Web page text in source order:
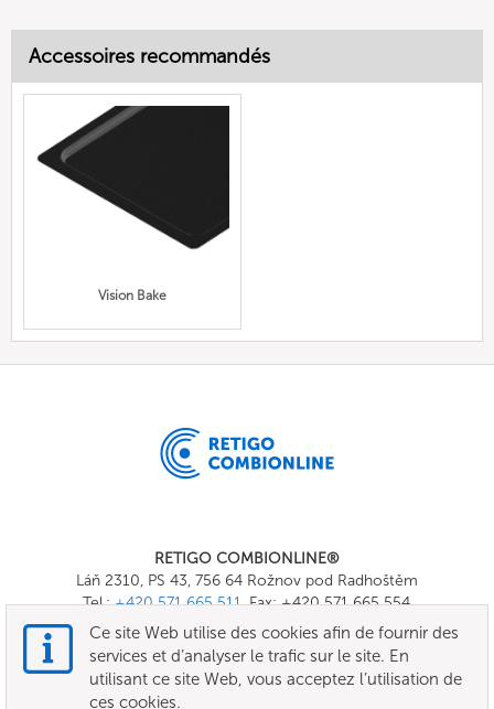
Accessoires recommandés
Vision Bake
RETIGO COMBIONLINE®
Láň 2310, PS 43, 756 64 Rožnov pod Radhoštěm
Tel.:+420 571 665 511, Fax: +420 571 665 554
E-mail:
info@combionline.com
Ce site Web utilise des cookies afin de fournir des
services et d’analyser le trafic sur le site. En
utilisant ce site Web, vous acceptez l’utilisation de
ces cookies.